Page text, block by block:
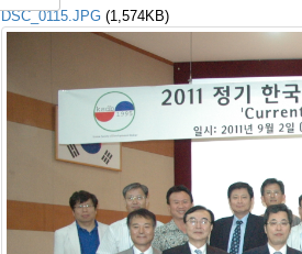
DSC_0115.JPG (1,574KB)